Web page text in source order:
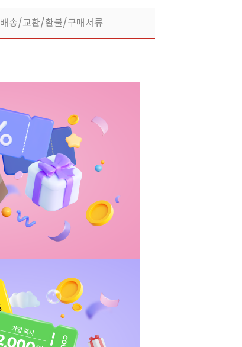
배송/교환/환불/구매서류